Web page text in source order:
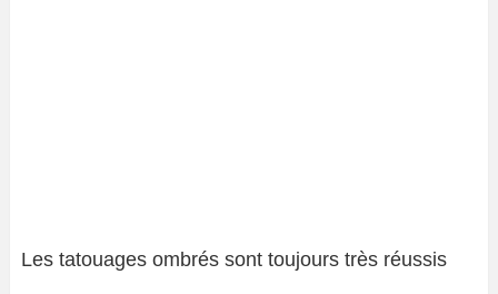
Les tatouages ​​ombrés sont toujours très réussis